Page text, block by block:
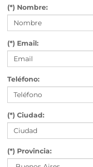
(*) Nombre:
(*) Email:
Teléfono:
(*) Ciudad:
(*) Provincia: